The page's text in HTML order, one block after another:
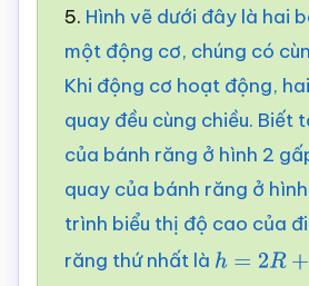
5. Hình vẽ dưới đây là hai
một động cơ, chúng có
Khi động cơ hoạt động,
quay đều cùng chiều. Biết
của bánh răng ở hình 2
quay của bánh răng ở
trình biểu thị độ cao của
răng thứ nhất là h=2 R+R sin